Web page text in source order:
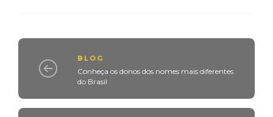
BLOG
Conheça os donos dos nomes mais diferentes
do Brasil